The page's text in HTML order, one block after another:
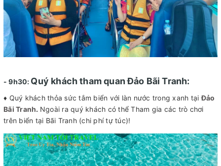
- 9h30: Quý khách tham quan Đảo Bãi Tranh:
♦ Quý khách thỏa sức tắm biển với làn nước trong xanh tạiĐảo
Bãi Tranh. Ngoài ra quý khách có thể Tham gia các trò chơi
trên biển tại Bãi Tranh (chi phí tự túc)!